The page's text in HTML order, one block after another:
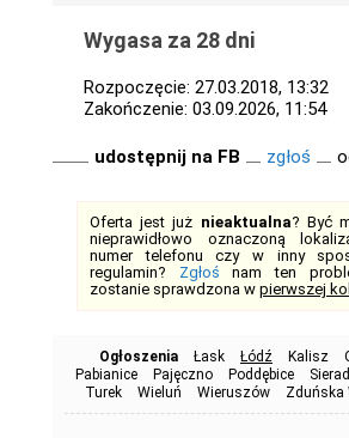
Wygasa za 28 dni
Rozpoczęcie: 27.03.2018, 13:32
Zakończenie: 03.09.2026, 11:54
udostępnij na FB zgłoś
Oferta jest już nieaktualna? Być
nieprawidłowo oznaczoną
numer telefonu czy w inny
regulamin? Zgłoś nam ten
zostanie sprawdzona w pierwszej
Ogłoszenia Łask Łódź Kalisz
Pabianice
Pajęczno Poddębice
Turek
Wieluń Wieruszów Zduńska